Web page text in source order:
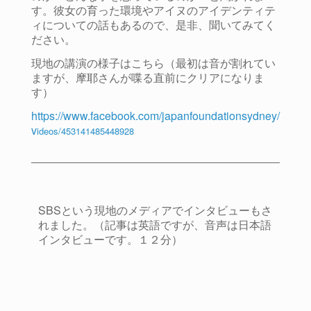
す。彼女の育った環境やアイヌのアイデンティテ
ィについての話もあるので、是非、聞いてみてく
ださい。
現地の講演の様子はこちら（最初は音が割れてい
ますが、摩耶さんが喋る直前にクリアになりま
す）
https://www.facebook.com/japanfoundationsydney/
videos/453141485448928
SBSという現地のメディアでインタビューもさ
れました。（記事は英語ですが、音声は日本語
インタビューです。１２分）